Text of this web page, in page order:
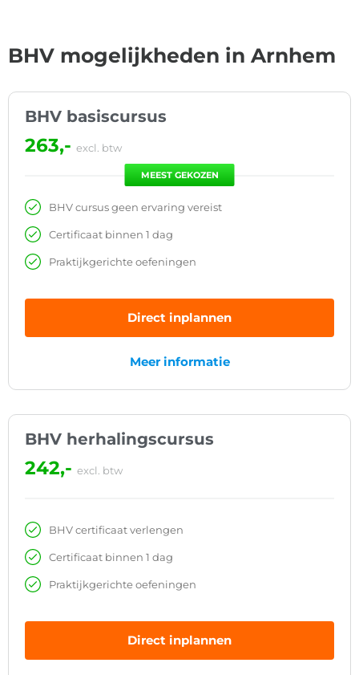
BHV mogelijkheden in Arnhem
BHV basiscursus
263,- excl. btw
MEEST GEKOZEN
BHV cursus geen ervaring vereist
Certificaat binnen 1 dag
Praktijkgerichte oefeningen
Direct inplannen
Meer informatie
BHV herhalingscursus
242,- excl. btw
BHV certificaat verlengen
Certificaat binnen 1 dag
Praktijkgerichte oefeningen
Direct inplannen